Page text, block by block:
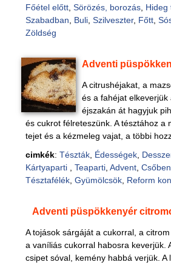
Főétel előtt, Sörözés, borozás, Hideg
Szabadban
Buli, Szilveszter, Főtt,
Zöldség
Adventi
A citrushéjakat, a
és a fahéjat
éjszakán át hagyjuk
és cukrot félreteszünk. A tésztához a
tejet és a kézmeleg vajat, a többi
cimkék: Tészták, Édességek,
Kártyaparti
Teaparti, Advent,
Tésztafélék, Gyümölcsök, Reform
Adventi püspökkenyér
A tojások sárgáját a cukorral, a
a vaníliás cukorral habosra keverjük.
csipet sóval, kemény habbá verjük. A